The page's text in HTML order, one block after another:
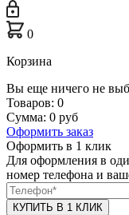
0
Корзина
Вы еще ничего не
Товаров: 0
Сумма: 0 руб
Оформить заказ
Оформить в 1 клик
Для оформления в
номер телефона и
КУПИТЬ В 1 КЛИК